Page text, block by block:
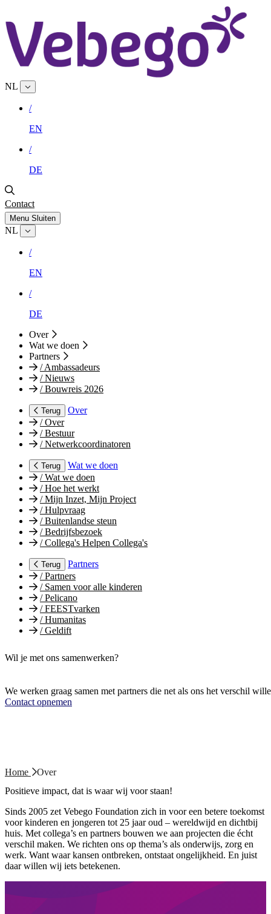
NL
/
EN
/
DE
Contact
Menu Sluiten
NL
/
EN
/
DE
Over
Wat we doen
Partners
/Ambassadeurs
/Nieuws
/Bouwreis 2026
Terug
Over
/Over
/Bestuur
/Netwerkcoordinatoren
Terug
Wat we doen
/Wat we doen
/Hoe het werkt
/Mijn Inzet, Mijn Project
/Hulpvraag
/Buitenlandse steun
/Bedrijfsbezoek
/Collega's Helpen Collega's
Terug
Partners
/Partners
/Samen voor alle kinderen
/Pelicano
/FEESTvarken
/Humanitas
/Geldift
Wil je met ons samenwerken?
We werken graag samen met partners die net als ons het verschil
Contact opnemen
Home
Over
Positieve impact, dat is waar wij voor staan!
Sinds 2005 zet Vebego Foundation zich in voor een betere toekomst
voor kinderen en jongeren tot 25 jaar oud – wereldwijd en dichtbij
huis. Met collega’s en partners bouwen we aan projecten die écht
verschil maken. We richten ons op thema’s als onderwijs, zorg en
werk. Want waar kansen ontbreken, ontstaat ongelijkheid. En juist
daar willen wij iets betekenen.